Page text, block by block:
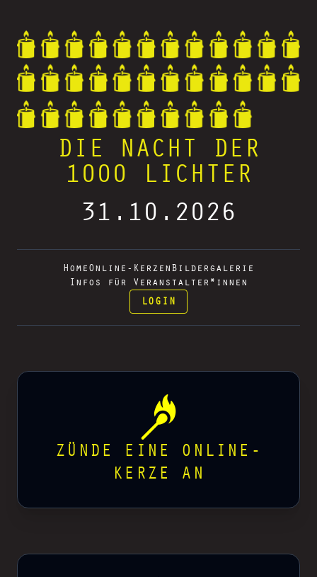
DIE NACHT DER
1000 LICHTER
31.10.2026
Home Online-Kerzen Bildergalerie
Infos für Veranstalter*innen
LOGIN
ZÜNDE EINE ONLINE-
KERZE AN